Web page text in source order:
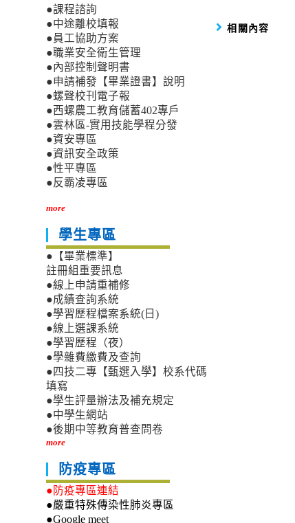
相關內容
●課程諮詢
●中途離校填報
●員工協助方案
●職業安全衛生管理
●內部控制聲明書
●申請補發【畢業證書】說明
●螺聲校刊電子報
●西螺農工教育儲蓄402專戶
●雲林區-實用技能學程分發
●資安專區
●資訊安全政策
●性平專區
●反霸凌專區
more
學生專區
●【畢業標準】
註冊組重要訊息
●線上申請重補修
●成績查詢系統
●學習歷程檔案系統(日)
●線上選課系統
●學習歷程（夜）
●學雜費繳費及查詢
●四技二專【甄選入學】校系代碼
填寫
●學生評量辦法及補充規定
●中學生網站
●後期中等教育普查問卷
more
防疫專區
●防疫專區連結
●嚴重特殊傳染性肺炎專區
●Google meet